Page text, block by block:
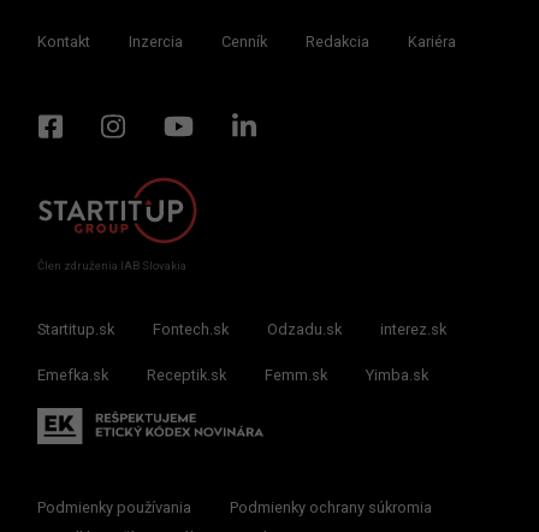
Kontakt Inzercia Cenník Redakcia Kariéra
Člen združenia IAB Slovakia
Startitup.sk Fontech.sk Odzadu.sk interez.sk
Emefka.sk Receptik.sk Femm.sk Yimba.sk
Podmienky používania
Podmienky ochrany súkromia